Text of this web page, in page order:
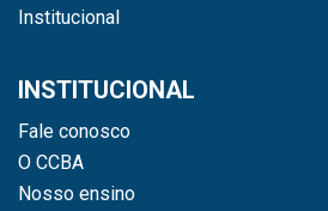
Institucional
INSTITUCIONAL
Fale conosco
O CCBA
Nosso ensino